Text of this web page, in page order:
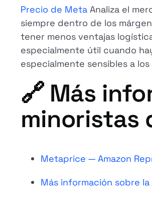
Precio de MetaAnaliza el
siempre dentro de los
tener menos ventajas
especialmente útil cuando
especialmente sensibles a
🔗 Más
minoristas
Metaprice — Amazon
Más información sobre